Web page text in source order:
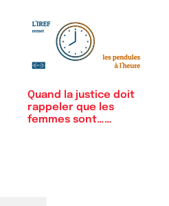
Quand la justice doit
rappeler que les
femmes sont……